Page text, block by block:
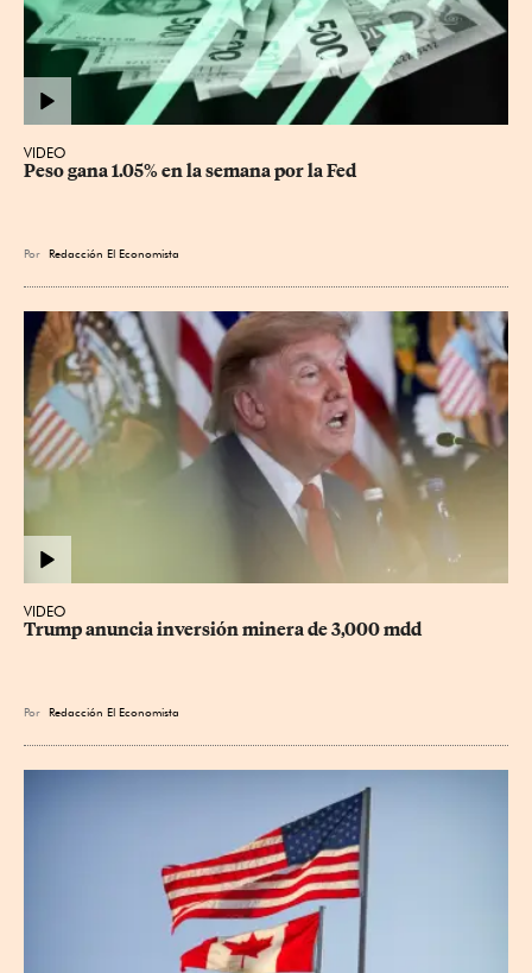
VIDEO
Peso gana 1.05% en la semana por la Fed
Por Redacción El Economista
VIDEO
Trump anuncia inversión minera de 3,000 mdd
Por Redacción El Economista